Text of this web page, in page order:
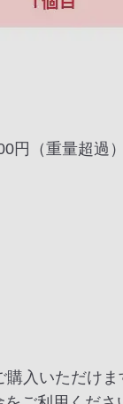
円（重量超過）
入いただけ